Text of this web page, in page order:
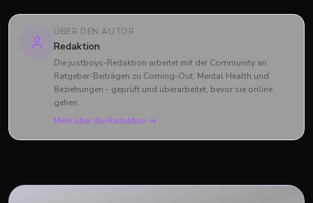
ÜBER DEN AUTOR
Redaktion
Die justboys-Redaktion arbeitet mit der Community an
Ratgeber-Beiträgen zu Coming-Out, Mental Health und
Beziehungen - geprüft und überarbeitet, bevor sie online
gehen.
Mehr über die Redaktion →